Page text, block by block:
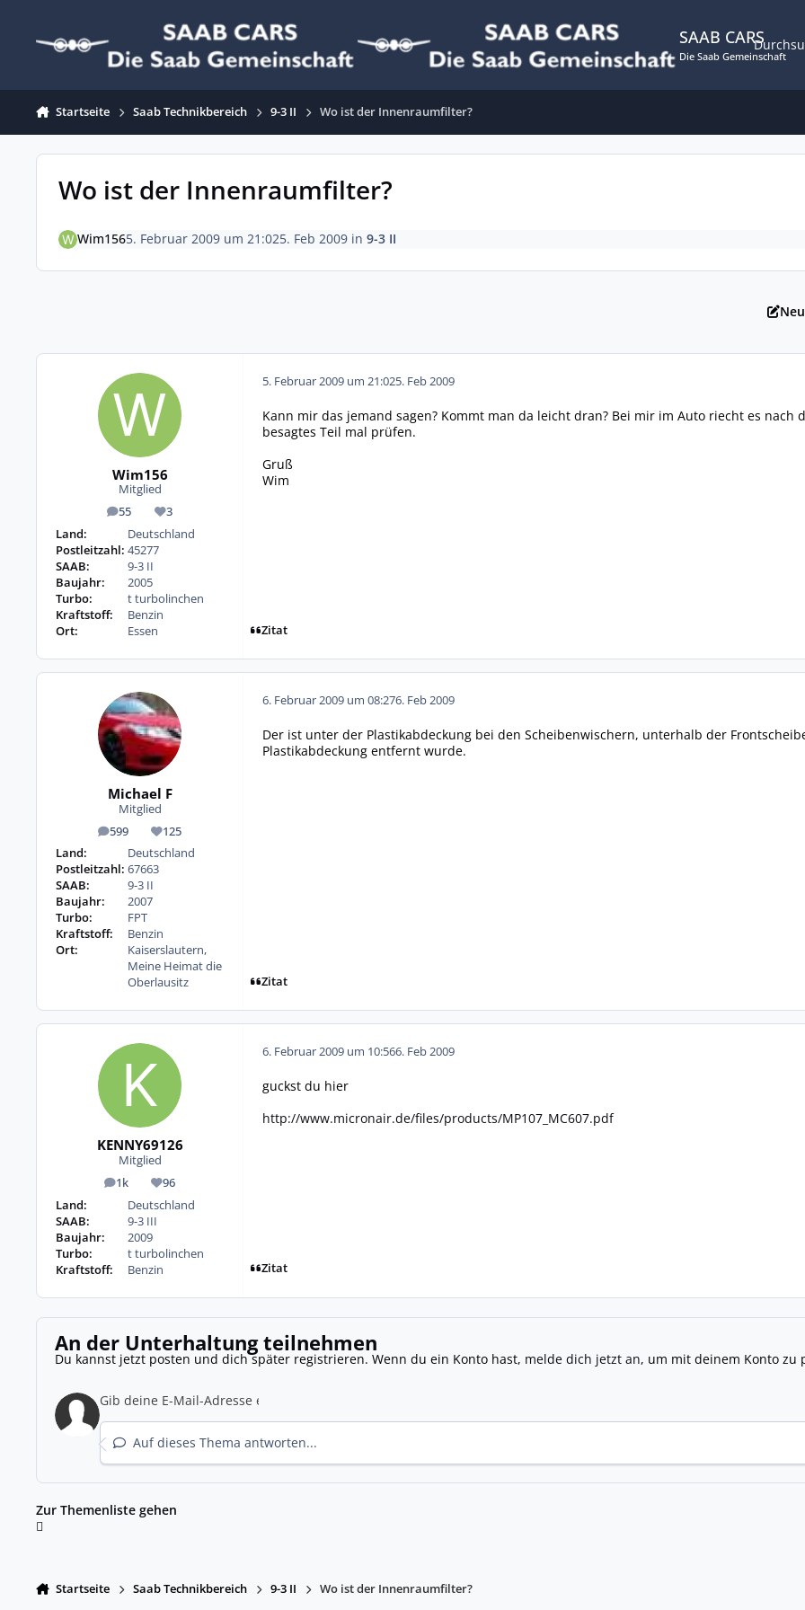
SAAB CARS
Die Saab Gemeinschaft
Startseite Saab Technikbereich 9-3 II Wo ist der Innenraumfilter?
Wo ist der Innenraumfilter?
Wim1565. Februar 2009 um 21:025. Feb 2009in 9-3 II
Wim156
Mitglied
55
Beiträge 3
Reputation
Land:
Deutschland
Postleitzahl: 45277
SAAB:
9-3 II
Baujahr:
2005
Turbo:
t turbolinchen
Kraftstoff:
Benzin
Ort:
Essen
5. Februar 2009 um 21:025. Feb 2009
Kann mir das jemand sagen? Kommt man da leicht dran? Bei mir im Auto riecht es
besagtes Teil mal prüfen.
Gruß
Wim
Zitat
Michael F
Mitglied
599
Beiträge 125
Reputation
Land:
Deutschland
Postleitzahl: 67663
SAAB:
9-3 II
Baujahr:
2007
Turbo:
FPT
Kraftstoff:
Benzin
Ort:
Kaiserslautern,
Meine Heimat die
Oberlausitz
6. Februar 2009 um 08:276. Feb 2009
Der ist unter der Plastikabdeckung bei den Scheibenwischern, unterhalb der
Plastikabdeckung entfernt wurde.
Zitat
KENNY69126
Mitglied
1k
Beiträge 96
Reputation
Land:
Deutschland
SAAB:
9-3 III
Baujahr:
2009
Turbo:
t turbolinchen
Kraftstoff:
Benzin
6. Februar 2009 um 10:566. Feb 2009
guckst du hier
http://www.micronair.de/files/products/MP107_MC607.pdf
Zitat
An der Unterhaltung teilnehmen
Du kannst jetzt posten und dich später registrieren. Wenn du ein Konto hast, melde dich jetzt an, um mit deinem Konto zu
Auf dieses Thema antworten...
Zur Themenliste gehen
Startseite Saab Technikbereich 9-3 II Wo ist der Innenraumfilter?